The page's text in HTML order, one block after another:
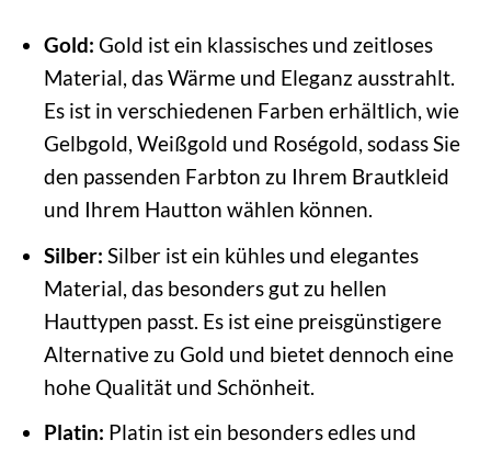
Gold: Gold ist ein klassisches und zeitloses
Material, das Wärme und Eleganz ausstrahlt.
Es ist in verschiedenen Farben erhältlich, wie
Gelbgold, Weißgold und Roségold, sodass Sie
den passenden Farbton zu Ihrem Brautkleid
und Ihrem Hautton wählen können.
Silber: Silber ist ein kühles und elegantes
Material, das besonders gut zu hellen
Hauttypen passt. Es ist eine preisgünstigere
Alternative zu Gold und bietet dennoch eine
hohe Qualität und Schönheit.
Platin: Platin ist ein besonders edles und